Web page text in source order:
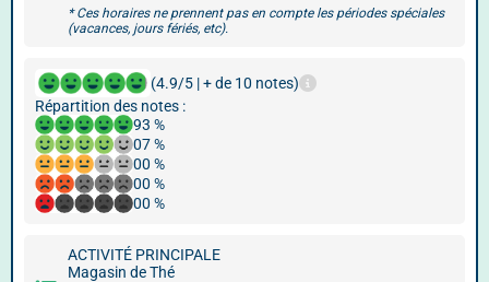
* Ces horaires ne prennent pas en compte les périodes spéciales
(vacances, jours fériés, etc).
(4.9/5 | + de 10 notes)
Répartition des notes :
93 %
07 %
00 %
00 %
00 %
ACTIVITÉ PRINCIPALE
Magasin de Thé